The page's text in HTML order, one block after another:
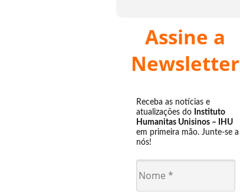
Assine a
Newsletter
Receba as notícias e
atualizações do Instituto
Humanitas Unisinos – IHU
em primeira mão. Junte-se a
nós!